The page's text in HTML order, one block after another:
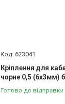
623041
Кріплення для
чорне 0,5 (6х3мм)
Готово до відправки